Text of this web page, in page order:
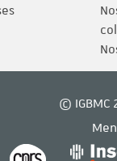
© IGBMC